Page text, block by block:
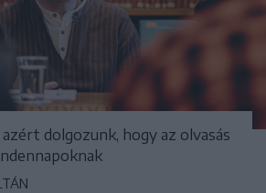
azért dolgozunk, hogy az olvasás